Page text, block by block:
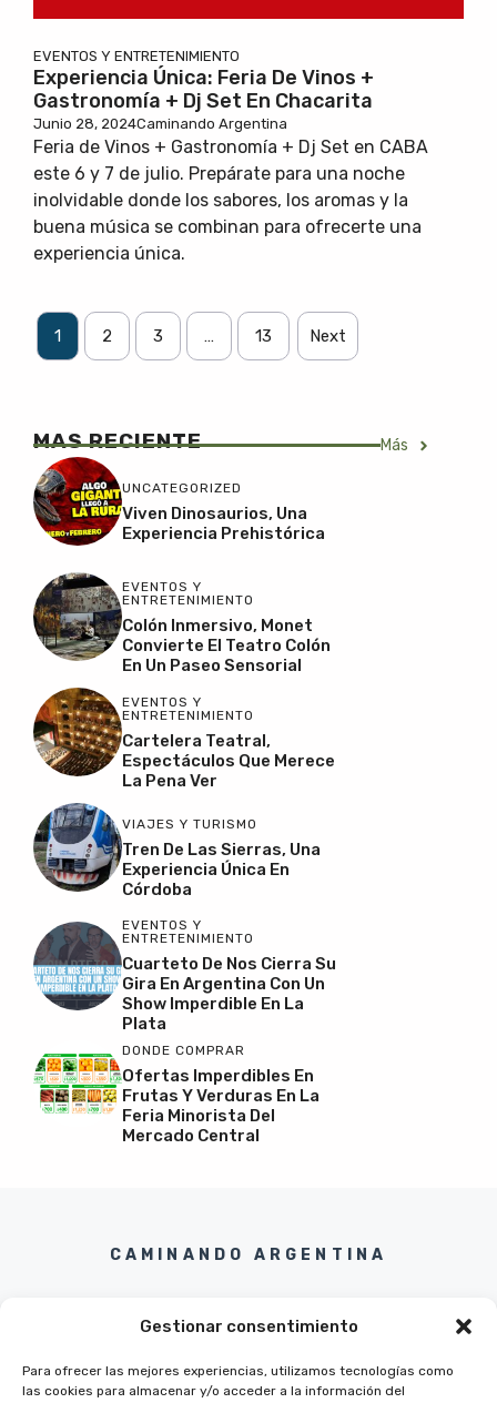
Gestionar consentimiento
Para ofrecer las mejores experiencias, utilizamos tecnologías como
las cookies para almacenar y/o acceder a la información del
EVENTOS Y ENTRETENIMIENTO
Experiencia Única: Feria De Vinos +
Gastronomía + Dj Set En Chacarita
Junio 28, 2024Caminando Argentina
Feria de Vinos + Gastronomía + Dj Set en CABA
este 6 y 7 de julio. Prepárate para una noche
inolvidable donde los sabores, los aromas y la
buena música se combinan para ofrecerte una
experiencia única.
1 2 3 … 13 Next
MAS RECIENTE Más
UNCATEGORIZED
Viven Dinosaurios, Una
Experiencia Prehistórica
EVENTOS Y
ENTRETENIMIENTO
Colón Inmersivo, Monet
Convierte El Teatro Colón
En Un Paseo Sensorial
EVENTOS Y
ENTRETENIMIENTO
Cartelera Teatral,
Espectáculos Que Merece
La Pena Ver
VIAJES Y TURISMO
Tren De Las Sierras, Una
Experiencia Única En
Córdoba
EVENTOS Y
ENTRETENIMIENTO
Cuarteto De Nos Cierra Su
Gira En Argentina Con Un
Show Imperdible En La
Plata
DONDE COMPRAR
Ofertas Imperdibles En
Frutas Y Verduras En La
Feria Minorista Del
Mercado Central
CAMINANDO ARGENTINA